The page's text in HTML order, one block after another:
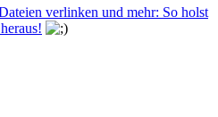
verlinken und mehr: So holst